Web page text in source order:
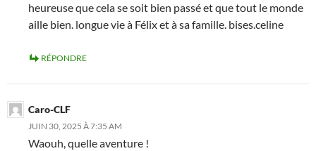
heureuse que cela se soit bien passé et que tout le monde
aille bien. longue vie à Félix et à sa famille. bises.celine
RÉPONDRE
Caro-CLF
JUIN 30, 2025 À 7:35 AM
Waouh, quelle aventure !